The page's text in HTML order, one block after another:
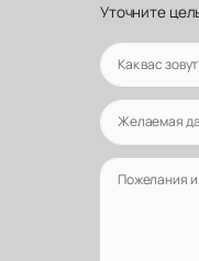
Уточните
Как вас
Желаемая
Пожелания